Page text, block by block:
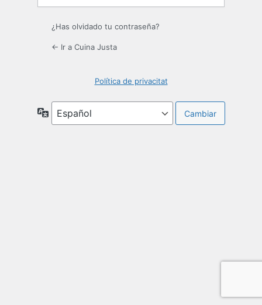
¿Has olvidado tu contraseña?
← Ir a Cuina Justa
Política de privacitat
Idioma